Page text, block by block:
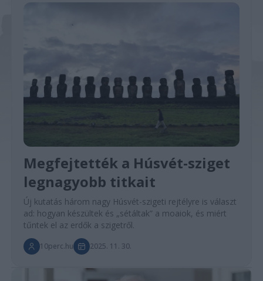
Megfejtették a Húsvét-sziget
legnagyobb titkait
Új kutatás három nagy Húsvét-szigeti rejtélyre is választ
ad: hogyan készültek és „sétáltak” a moaiok, és miért
tűntek el az erdők a szigetről.
10perc.hu 2025. 11. 30.